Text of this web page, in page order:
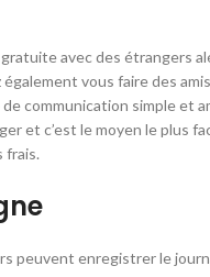
avec des étrangers
vous faire des
communication simple et
et c’est le moyen le plus
frais.
peuvent enregistrer le